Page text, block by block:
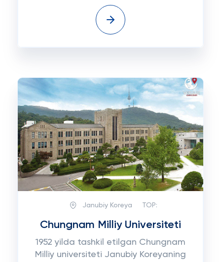
Janubiy Koreya TOP:
Chungnam Milliy Universiteti
1952 yilda tashkil etilgan Chungnam
Milliy universiteti Janubiy Koreyaning